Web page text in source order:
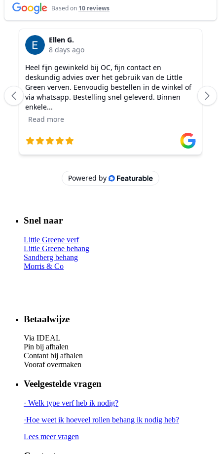
Snel naar
Little Greene verf
Little Greene behang
Sandberg behang
Morris & Co
Betaalwijze
Via IDEAL
Pin bij afhalen
Contant bij afhalen
Vooraf overmaken
Veelgestelde vragen
· Welk type verf heb ik nodig?
·Hoe weet ik hoeveel rollen behang ik nodig heb?
Lees meer vragen